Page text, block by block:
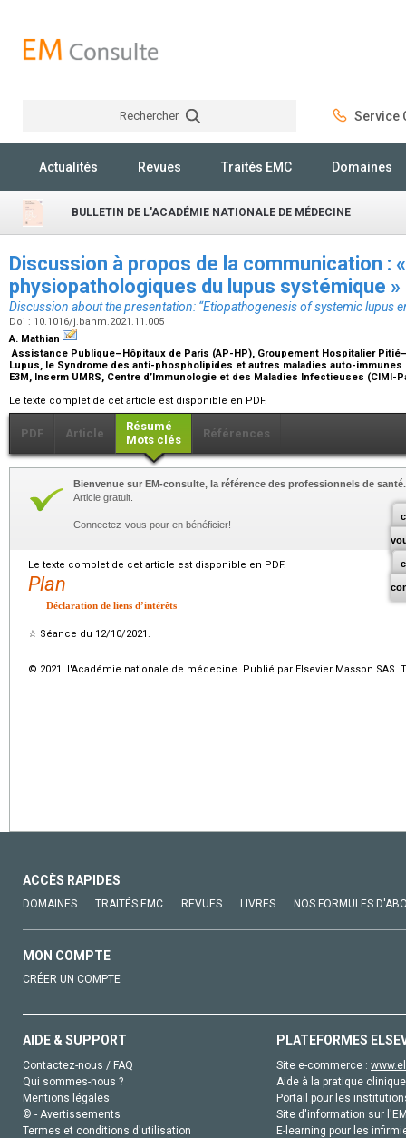
Rechercher Service
Actualités Revues Traités EMC Domaines
BULLETIN DE L'ACADÉMIE NATIONALE DE MÉDECINE
Discussion à propos de la communication :
physiopathologiques du lupus systémique »
Discussion about the presentation: “Etiopathogenesis of systemic lupus
Doi : 10.1016/j.banm.2021.11.005
A. Mathian
Assistance Publique–Hôpitaux de Paris (AP-HP), Groupement Hospitalier
Lupus, le Syndrome des anti-phospholipides et autres maladies auto-
E3M, Inserm UMRS, Centre d’Immunologie et des Maladies Infectieuses (CIMI-
Le texte complet de cet article est disponible en PDF.
PDF Article
Résumé
Mots clés
Références
Bienvenue sur EM-consulte, la référence des professionnels de santé.
Article gratuit.
Connectez-vous pour en bénéficier!
Le texte complet de cet article est disponible en PDF.
Plan
Déclaration de liens d’intérêts
☆ Séance du 12/10/2021.
© 2021 l'Académie nationale de médecine. Publié par Elsevier Masson SAS.
ACCÈS RAPIDES
DOMAINES TRAITÉS EMC REVUES LIVRES NOS FORMULES
MON COMPTE
CRÉER UN COMPTE
AIDE & SUPPORT
Contactez-nous / FAQ
Qui sommes-nous ?
Mentions légales
© - Avertissements
Termes et conditions d'utilisation
PLATEFORMES
Site e-commerce :
Aide à la pratique
Portail pour les
Site d'information sur
E-learning pour les